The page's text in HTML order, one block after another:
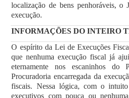
localização de bens penhoráveis, o
execução.
INFORMAÇÕES DO INTEIRO
O espírito da Lei de Execuções
que nenhuma execução fiscal já
eternamente nos escaninhos do
Procuradoria encarregada da
fiscais. Nessa lógica, com o
executivos com pouca ou